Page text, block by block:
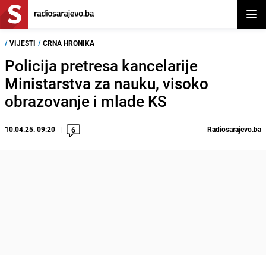
/ VIJESTI / CRNA HRONIKA
Policija pretresa kancelarije
Ministarstva za nauku, visoko
obrazovanje i mlade KS
10.04.25. 09:20 6 Radiosarajevo.ba